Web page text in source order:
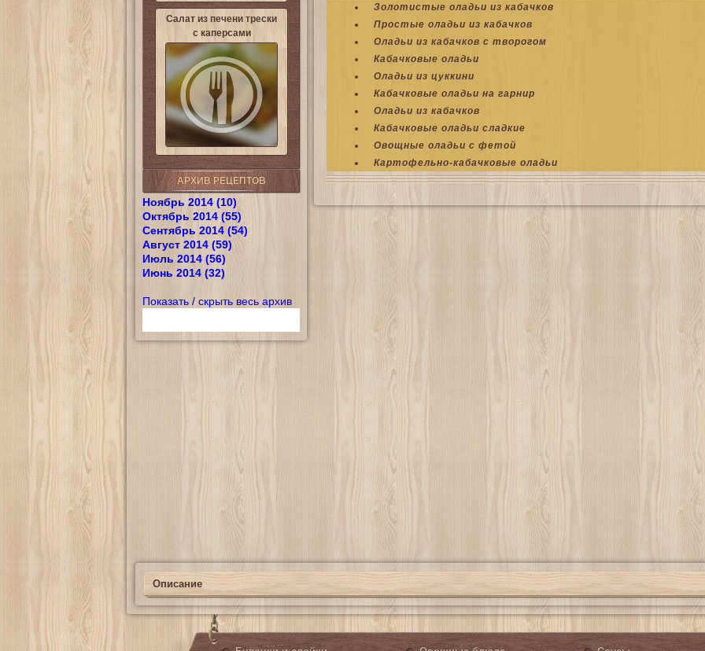
Салат из печени трески
с каперсами
АРХИВ РЕЦЕПТОВ
Ноябрь 2014 (10)
Октябрь 2014 (55)
Сентябрь 2014 (54)
Август 2014 (59)
Июль 2014 (56)
Июнь 2014 (32)
Показать / скрыть весь архив
Золотистые оладьи из кабачков
Простые оладьи из кабачков
Оладьи из кабачков с творогом
Кабачковые оладьи
Оладьи из цуккини
Кабачковые оладьи на гарнир
Оладьи из кабачков
Кабачковые оладьи сладкие
Овощные оладьи с фетой
Картофельно-кабачковые оладьи
Описание